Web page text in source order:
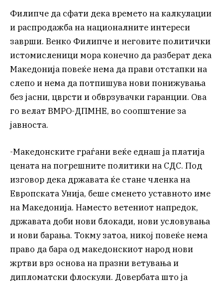
Филипче да сфати дека времето на калкулации
и распродажба на националните интереси
заврши. Венко Филипче и неговите политички
истомисленици мора конечно да разберат дека
Македонија повеќе нема да прави отстапки на
слепо и нема да потпишува нови понижувања
без јасни, цврсти и обврзувачки гаранции. Ова
го велат ВМРО-ДПМНЕ, во соопштение за
јавноста.
-Македонските граѓани веќе еднаш ја платија
цената на погрешните политики на СДС. Под
изговор дека државата ќе стане членка на
Европската Унија, беше сменето уставното име
на Македонија. Наместо ветениот напредок,
државата доби нови блокади, нови условувања
и нови барања. Токму затоа, никој повеќе нема
право да бара од македонскиот народ нови
жртви врз основа на празни ветувања и
дипломатски флоскули. Довербата што ја